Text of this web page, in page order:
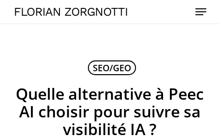
SkipFLORIAN ZORGNOTTI Menu
SEO/GEO
Quelle alternative à Peec
AI choisir pour suivre sa
visibilité IA ?